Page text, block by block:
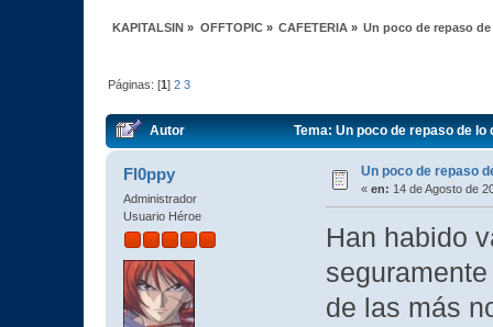
KAPITALSIN » OFFTOPIC» CAFETERIA» Un poco de repaso
Páginas: [1]2 3
Autor Tema: Un poco de repaso de
Fl0ppy
Administrador
Usuario Héroe
Un poco de repaso
« en: 14 de Agosto de
Han habido
de las más